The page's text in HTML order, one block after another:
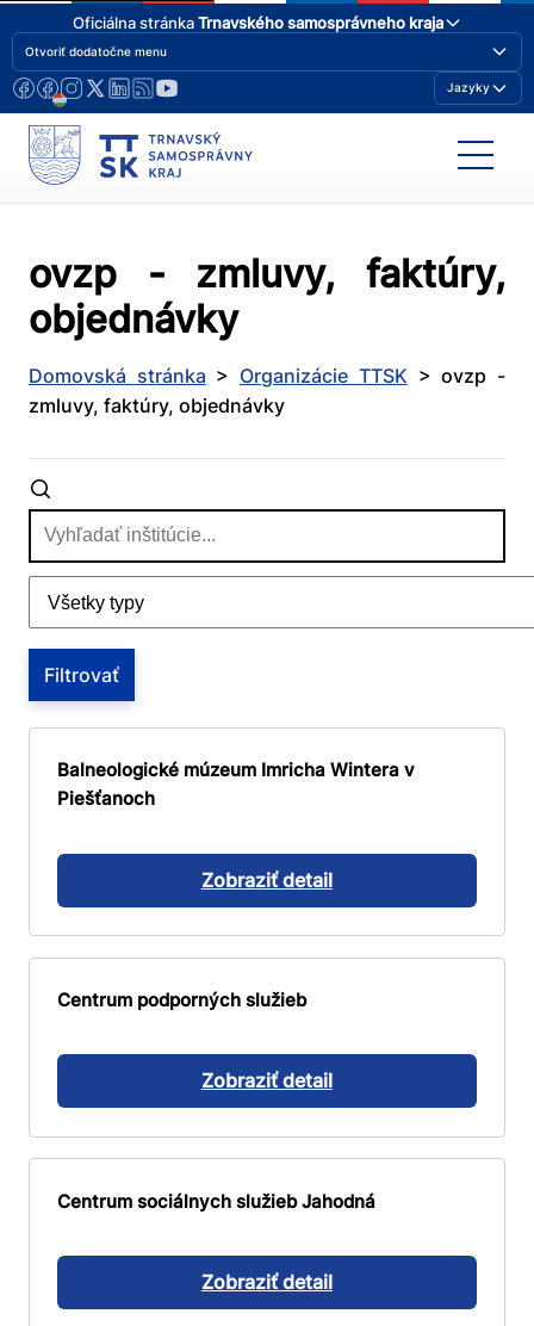
Oficiálna stránkaTrnavského samosprávneho kraja
Otvoriť dodatočne menu
Jazyky
ovzp - zmluvy, faktúry,
objednávky
Domovská stránka > Organizácie TTSK >ovzp -
zmluvy, faktúry, objednávky
Vyhľadať
podľa
názvu
Filtrovať
typu
inštitúcie
Filtrovať
Balneologické múzeum Imricha Wintera v
Piešťanoch
Zobraziť detail
Centrum podporných služieb
Zobraziť detail
Centrum sociálnych služieb Jahodná
Zobraziť detail